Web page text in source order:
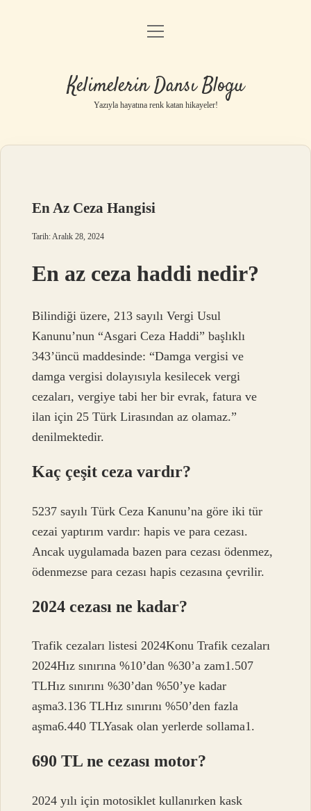
Anasayfa
Yasal Uyarı
menüyü
Kelimelerin Dansı Blogu
Yazıyla hayatına renk katan hikayeler!
En Az Ceza Hangisi
Tarih: Aralık 28, 2024
En az ceza haddi nedir?
Bilindiği üzere, 213 sayılı Vergi Usul
Kanunu’nun “Asgari Ceza Haddi” başlıklı
343’üncü maddesinde: “Damga vergisi ve
damga vergisi dolayısıyla kesilecek vergi
cezaları, vergiye tabi her bir evrak, fatura ve
ilan için 25 Türk Lirasından az olamaz.”
denilmektedir.
Kaç çeşit ceza vardır?
5237 sayılı Türk Ceza Kanunu’na göre iki tür
cezai yaptırım vardır: hapis ve para cezası.
Ancak uygulamada bazen para cezası ödenmez,
ödenmezse para cezası hapis cezasına çevrilir.
2024 cezası ne kadar?
Trafik cezaları listesi 2024Konu Trafik cezaları
2024Hız sınırına %10’dan %30’a zam1.507
TLHız sınırını %30’dan %50’ye kadar
aşma3.136 TLHız sınırını %50’den fazla
aşma6.440 TLYasak olan yerlerde sollama1.
690 TL ne cezası motor?
2024 yılı için motosiklet kullanırken kask